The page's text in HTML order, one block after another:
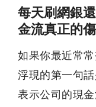
每天刷網銀
金流真正的
如果你最近常
浮現的第一句
表示公司的現